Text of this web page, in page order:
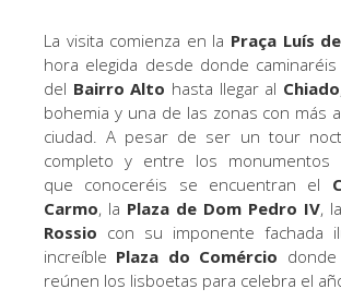
La visita comienza en la Praça Luís
hora elegida desde donde
del Bairro Alto hasta llegar al Chiado
bohemia y una de las zonas con más
ciudad. A pesar de ser un tour
completo y entre los monumentos
que conoceréis se encuentran el
Carmo, la Plaza de Dom Pedro IV, la
Rossio con su imponente fachada
increíble Plaza do Comércio
reúnen los lisboetas para celebra el